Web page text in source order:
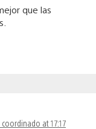
que las
at 17:17